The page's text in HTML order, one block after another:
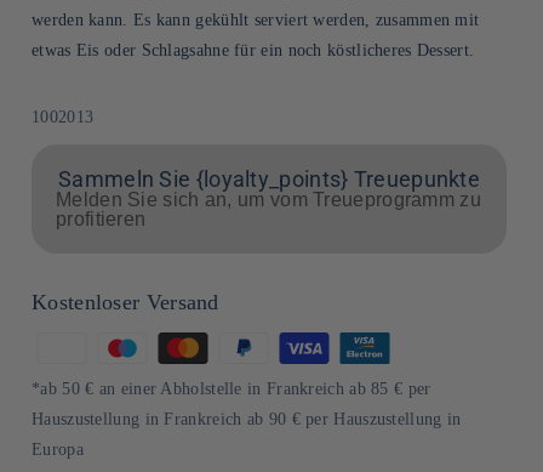
werden kann. Es kann gekühlt serviert werden, zusammen mit
etwas Eis oder Schlagsahne für ein noch köstlicheres Dessert.
SKU:
1002013
Sammeln Sie {loyalty_points} Treuepunkte
Melden Sie sich an, um vom Treueprogramm zu
profitieren
Kostenloser Versand
Zahlungsmethoden
*ab 50 € an einer Abholstelle in Frankreich ab 85 € per
Hauszustellung in Frankreich ab 90 € per Hauszustellung in
Europa